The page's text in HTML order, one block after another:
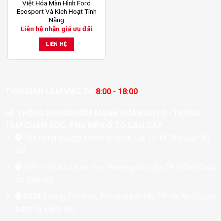
Việt Hóa Màn Hình Ford
Ecosport Và Kích Hoạt Tính
Năng
Liên hệ nhận giá ưu đãi
LIÊN HỆ
8:00 - 18:00